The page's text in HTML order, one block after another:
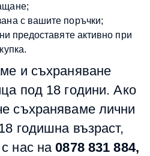
с вашите поръчки;
предоставяте активно при
и съхраняване
под 18 години. Ако
съхраняваме лични
годишна възраст,
нас на0878 831 884,